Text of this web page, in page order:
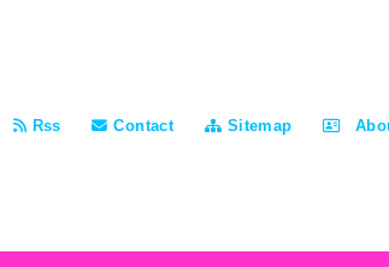
Rss Contact Sitemap